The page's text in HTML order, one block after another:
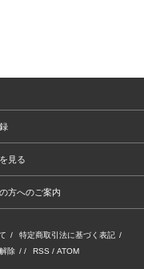
見る
方へのご案内
/ 特定商取引法に基づく表記 /
除 / / RSS / ATOM